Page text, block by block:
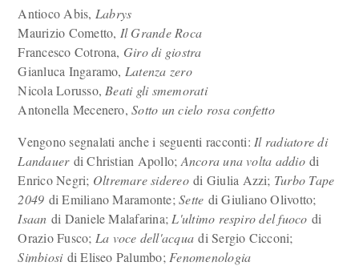
Antioco Abis, Labrys
Maurizio Cometto, Il Grande Roca
Francesco Cotrona, Giro di giostra
Gianluca Ingaramo, Latenza zero
Nicola Lorusso, Beati gli smemorati
Antonella Mecenero,Sotto un cielo rosa confetto
Vengono segnalati anche i seguenti racconti: Il radiatore di
Landauerdi Christian Apollo; Ancora una volta addiodi
Enrico Negri; Oltremare sidereodi Giulia Azzi; Turbo Tape
2049 di Emiliano Maramonte;Sette di Giuliano Olivotto;
Isaan di Daniele Malafarina; L'ultimo respiro del fuoco di
Orazio Fusco; La voce dell'acqua di Sergio Cicconi;
Simbiosidi Eliseo Palumbo; Fenomenologia